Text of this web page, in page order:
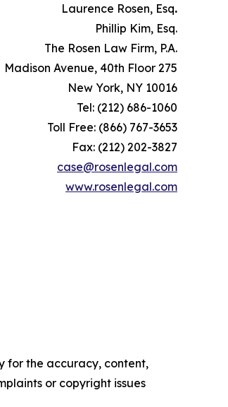
.
Laurence Rosen, Esq
.Phillip Kim, Esq
.The Rosen Law Firm, P.A
275 Madison Avenue, 40th Floor
New York, NY 10016
Tel: (212) 686-1060
Toll Free: (866) 767-3653
Fax: (212) 202-3827
case@rosenlegal.com
www.rosenlegal.com
for the accuracy, content,
or copyright issues